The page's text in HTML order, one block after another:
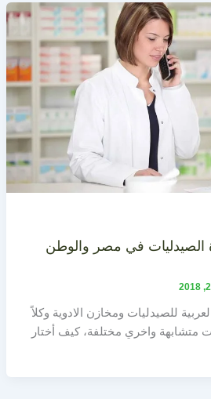
الصيدليات في مصر والوطن
للصيدليات ومخازن الادوية وكلاً
متشابهة واخري مختلفة، كيف أختار